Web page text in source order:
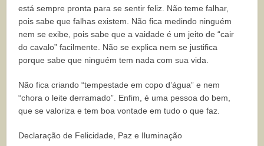
está sempre pronta para se sentir feliz. Não teme falhar,
pois sabe que falhas existem. Não fica medindo ninguém
nem se exibe, pois sabe que a vaidade é um jeito de“cair
do cavalo” facilmente. Não se explica nem se justifica
porque sabe que ninguém tem nada com sua vida.
Não fica criando “tempestade em copo d’água” e nem
“chora o leite derramado”. Enfim, é uma pessoa do bem,
que se valoriza e tem boa vontade em tudo o que faz.
Declaração de Felicidade, Paz e Iluminação